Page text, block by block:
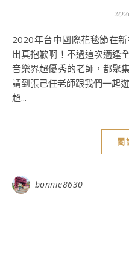
2020年台中國際花毯節在新社鄉揭開序幕，文章到現在才產
出真抱歉啊！不過這次適逢
音樂界超優秀的老師，都聚
請到張己任老師跟我們一起
超...
閱
bonnie8630